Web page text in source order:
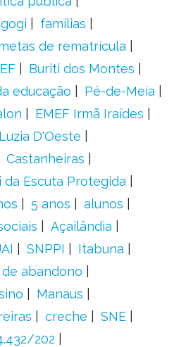
famílias
de rematrícula
Buriti dos Montes
educação
Pé-de-Meia
EMEF Irmã Iraídes
D'Oeste
Castanheiras
da Escuta Protegida
5 anos
alunos
Açailândia
SNPPI
Itabuna
abandono
Manaus
creche
SNE
202